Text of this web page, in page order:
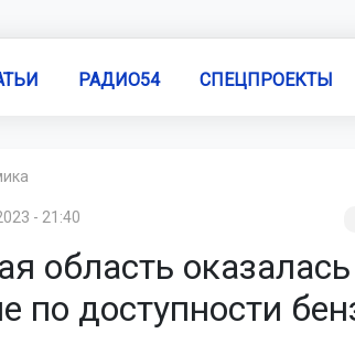
РАДИО54 СПЕЦПРОЕКТЫ
- 21:40
область
по доступности